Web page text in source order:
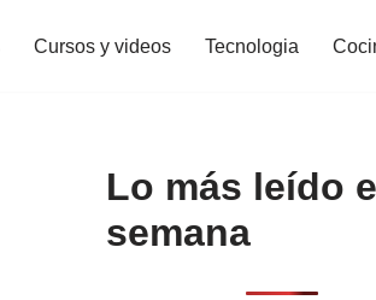
Cursos y videos Tecnologia
Lo más leído
semana